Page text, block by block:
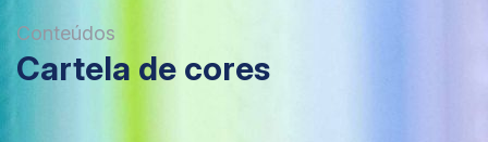
Conteúdos
Cartela de cores